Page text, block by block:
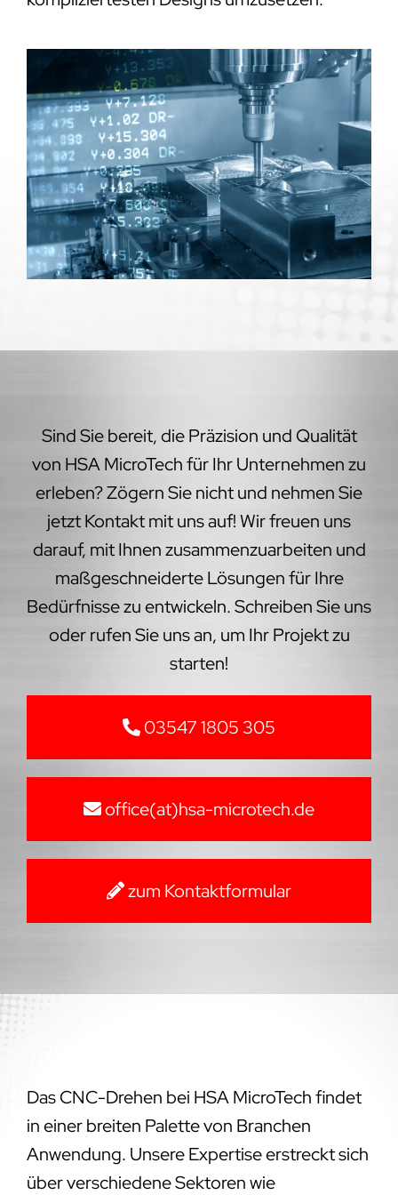
Sind Sie bereit, die Präzision und Qualität
von HSA MicroTech für Ihr Unternehmen zu
erleben? Zögern Sie nicht und nehmen Sie
jetzt Kontakt mit uns auf! Wir freuen uns
darauf, mit Ihnen zusammenzuarbeiten und
maßgeschneiderte Lösungen für Ihre
Bedürfnisse zu entwickeln. Schreiben Sie uns
oder rufen Sie uns an, um Ihr Projekt zu
starten!
03547 1805 305
office(at)hsa-microtech.de
zum Kontaktformular
Das CNC-Drehen bei HSA MicroTech findet
in einer breiten Palette von Branchen
Anwendung. Unsere Expertise erstreckt sich
über verschiedene Sektoren wie